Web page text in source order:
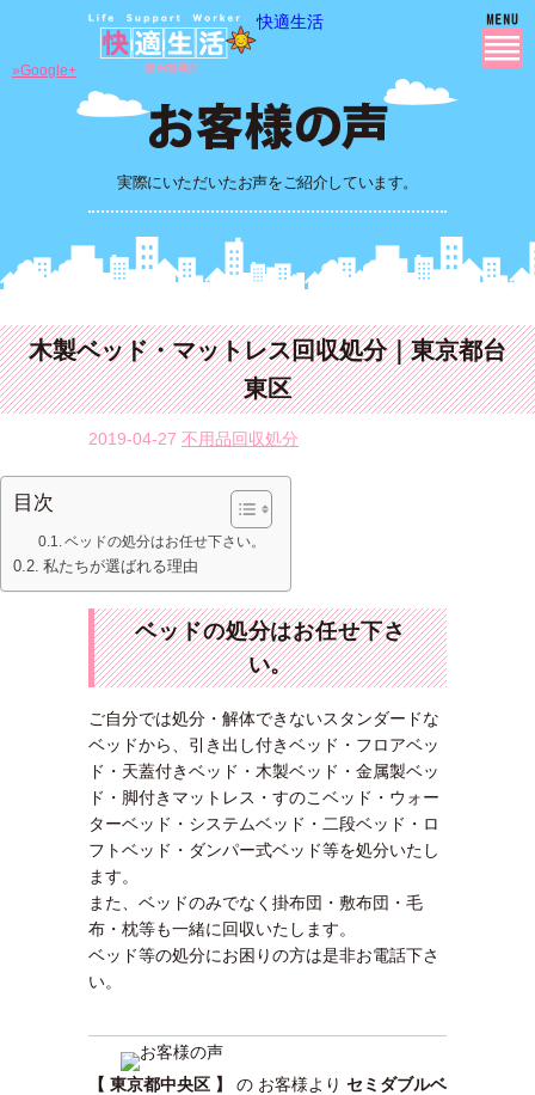
快適生活
実際にいただいたお声をご紹介しています。
»Google+
木製ベッド・マットレス回収処分｜東京都台
東区
2019-04-27 不用品回収処分
目次
ベッドの処分はお任せ下さい。
私たちが選ばれる理由
ベッドの処分はお任せ下さ
い。
ご自分では処分・解体できないスタンダードな
ベッドから、引き出し付きベッド・フロアベッ
ド・天蓋付きベッド・木製ベッド・金属製ベッ
ド・脚付きマットレス・すのこベッド・ウォー
ターベッド・システムベッド・二段ベッド・ロ
フトベッド・ダンパー式ベッド等を処分いたし
ます。
また、ベッドのみでなく掛布団・敷布団・毛
布・枕等も一緒に回収いたします。
ベッド等の処分にお困りの方は是非お電話下さ
い。
【 東京都中央区 】 の お客様より セミダブルベ